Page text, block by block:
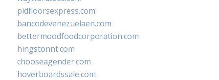
pidfloorsexpress.com
bancodevenezuelaen.com
bettermoodfoodcorporation.com
hingstonnt.com
chooseagender.com
hoverboardssale.com